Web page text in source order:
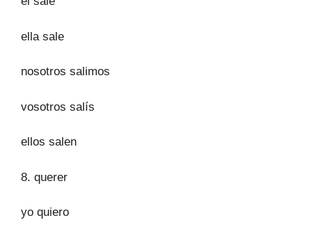
ella sale
nosotros salimos
vosotros salís
ellos salen
8. querer
yo quiero